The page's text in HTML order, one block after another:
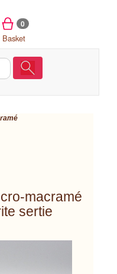
0
Basket
macramé
sertie